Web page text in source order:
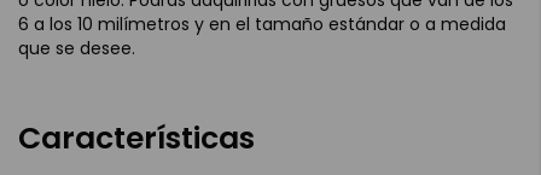
6 a los 10 milímetros y en el tamaño estándar o a medida
que se desee.
Características